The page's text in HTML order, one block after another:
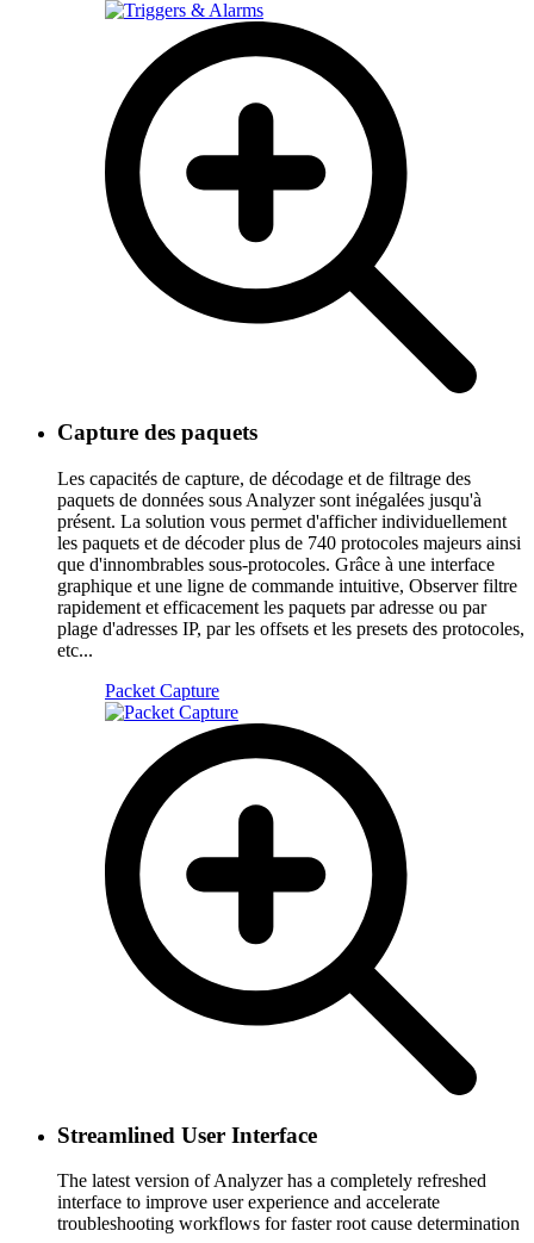
Capture des paquets
Les capacités de capture, de décodage et de filtrage des
paquets de données sous Analyzer sont inégalées jusqu'à
présent. La solution vous permet d'afficher individuellement
les paquets et de décoder plus de 740 protocoles majeurs ainsi
que d'innombrables sous-protocoles. Grâce à une interface
graphique et une ligne de commande intuitive, Observer filtre
rapidement et efficacement les paquets par adresse ou par
plage d'adresses IP, par les offsets et les presets des protocoles,
etc...
Packet Capture
Streamlined User Interface
The latest version of Analyzer has a completely refreshed
interface to improve user experience and accelerate
troubleshooting workflows for faster root cause determination